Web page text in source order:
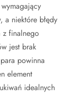
a niektóre błędy
z finalnego
jest brak
powinna
element
idealnych